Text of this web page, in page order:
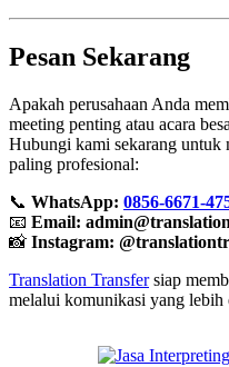
Pesan Sekarang
Apakah perusahaan Anda
meeting penting atau acara
Hubungi kami sekarang untuk
paling profesional:
📞 WhatsApp: 0856-6671-
📧 Email:
📸 Instagram:
Translation Transfersiap
melalui komunikasi yang lebih